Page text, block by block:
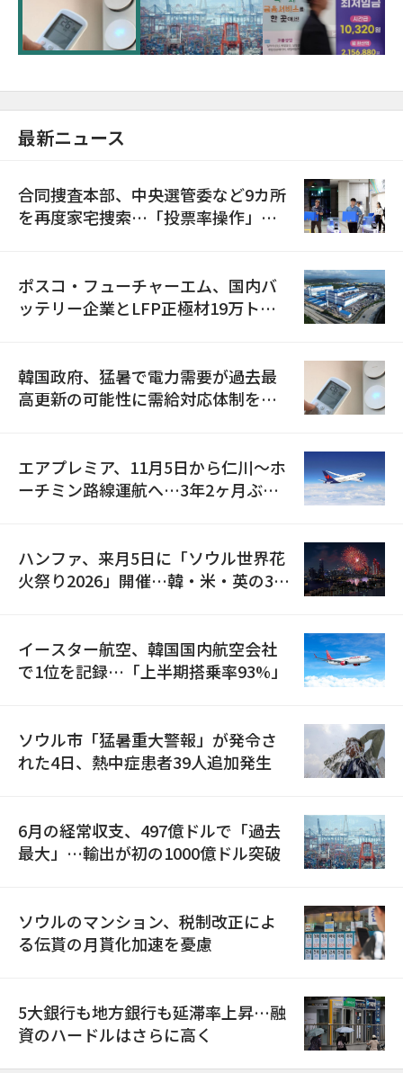
に需給対応体制を点検
最新ニュース
合同捜査本部、中央選管委など9カ所
を再度家宅捜索…「投票率操作」の
ポスコ・フューチャーエム、国内バ
ッテリー企業とLFP正極材19万トン
韓国政府、猛暑で電力需要が過去最
高更新の可能性に需給対応体制を点
エアプレミア、11月5日から仁川〜ホ
ーチミン路線運航へ…3年2ヶ月ぶり
ハンファ、来月5日に「ソウル世界花
火祭り2026」開催…韓・米・英の3カ
イースター航空、韓国国内航空会社
で1位を記録…「上半期搭乗率93%」
ソウル市「猛暑重大警報」が発令さ
れた4日、熱中症患者39人追加発生
6月の経常収支、497億ドルで「過去
最大」…輸出が初の1000億ドル突破
ソウルのマンション、税制改正によ
る伝貰の月貰化加速を憂慮
5大銀行も地方銀行も延滞率上昇…融
資のハードルはさらに高く